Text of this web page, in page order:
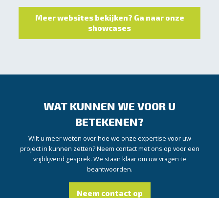
Meer websites bekijken? Ga naar onze
showcases
WAT KUNNEN WE VOOR U
BETEKENEN?
Wilt u meer weten over hoe we onze expertise voor uw
project in kunnen zetten? Neem contact met ons op voor een
vrijblijvend gesprek. We staan klaar om uw vragen te
beantwoorden.
Neem contact op